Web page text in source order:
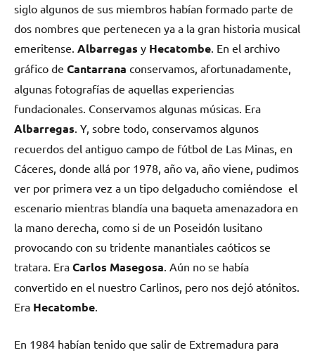
siglo algunos de sus miembros habían formado parte de
dos nombres que pertenecen ya a la gran historia musical
emeritense. Albarregas y Hecatombe . En el archivo
gráfico de Cantarrana conservamos, afortunadamente,
algunas fotografías de aquellas experiencias
fundacionales. Conservamos algunas músicas. Era
Albarregas . Y, sobre todo, conservamos algunos
recuerdos del antiguo campo de fútbol de Las Minas, en
Cáceres, donde allá por 1978, año va, año viene, pudimos
ver por primera vez a un tipo delgaducho comiéndose el
escenario mientras blandía una baqueta amenazadora en
la mano derecha, como si de un Poseidón lusitano
provocando con su tridente manantiales caóticos se
tratara. Era Carlos Masegosa . Aún no se había
convertido en el nuestro Carlinos, pero nos dejó atónitos.
Era Hecatombe
En 1984 habían tenido que salir de Extremadura para